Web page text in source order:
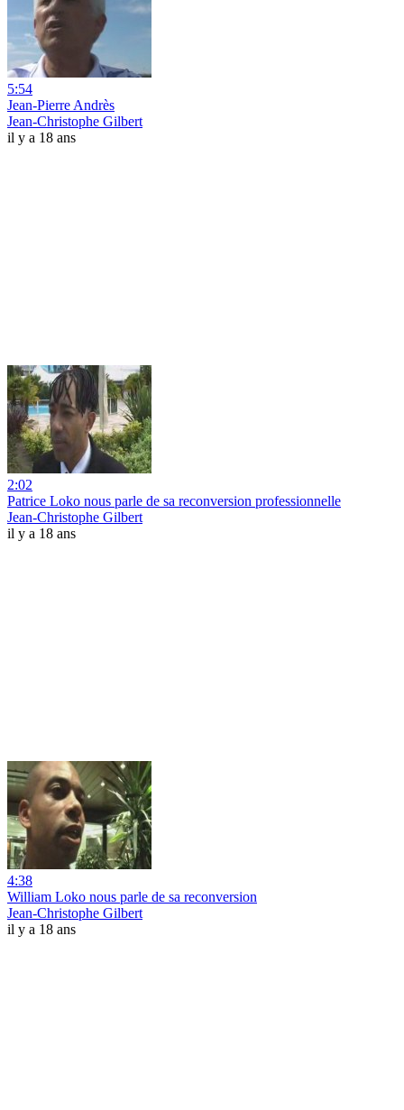
5:54
Jean-Pierre Andrès
Jean-Christophe Gilbert
il y a 18 ans
2:02
Patrice Loko nous parle de sa reconversion professionnelle
Jean-Christophe Gilbert
il y a 18 ans
4:38
William Loko nous parle de sa reconversion
Jean-Christophe Gilbert
il y a 18 ans